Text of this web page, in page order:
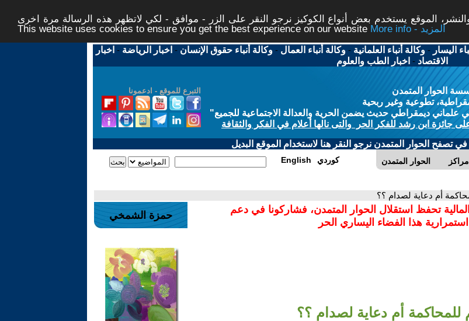
الموقع يستخدم بعض أنواع الكوكيز نرجو النقر على الزر - موافق - لكي لاتظهر هذه الرسالة مرة اخرى -
This website uses cookies to ensure you get the best experience on our website
More info - المزيد
اليسار -وكالة أنباء العلمانية -وكالة أنباء العمال -وكالة أنباء حقوق الإنسان - اخبار الرياضة - اخبار
الاقتصاد - اخبار الطب والعلوم
التبرع للموقع - ادعمونا
الحوار المتمدن
تطوعية وغير ربحية
ديمقراطي حديث يضمن الحرية والعدالة الاجتماعية للجميع"
جائزة ابن رشد للفكر الحر والتى نالها أعلام في الفكر والثقافة
تصفح الحوار المتمدن نرجو النقر هنا لاستخدام الموقع البديل
الحوار المتمدن مراكز English كوردي
أم دعاية لصدام ؟؟
تحفظ استقلال الحوار المتمدن، فشاركونا في دعم
استمرارية هذا الفضاء اليساري الحر
للمحاكمة أم دعاية لصدام ؟؟
حمزة الشمخي